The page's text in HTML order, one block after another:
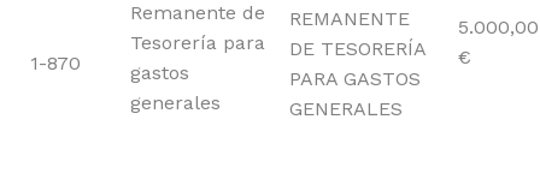
1-870
Remanente de
Tesorería para
gastos
generales
REMANENTE
DE TESORERÍA
PARA GASTOS
GENERALES
5.000,00
€